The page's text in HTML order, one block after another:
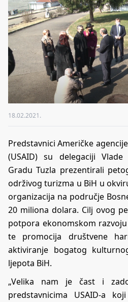
18.02.2021.
Predstavnici Američke
(USAID) su delegaciji
Gradu Tuzla prezentirali
održivog turizma u BiH u
organizacija na područje
20 miliona dolara. Cilj ovog
potpora ekonomskom
te promocija društvene
aktiviranje bogatog
ljepota BiH.
„Velika nam je čast i
predstavnicima USAID-a